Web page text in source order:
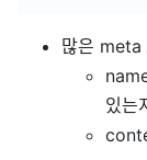
많은 meta
있는